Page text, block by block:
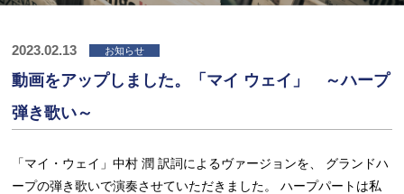
2023.02.13 お知らせ
動画をアップしました。「マイ ウェイ」 ～ハープ
弾き歌い～
「マイ・ウェイ」中村 潤 訳詞によるヴァージョンを、 グランドハ
ープの弾き歌いで演奏させていただきました。 ハープパートは私